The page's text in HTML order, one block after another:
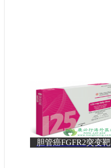
胆管癌FGFR2突变靶